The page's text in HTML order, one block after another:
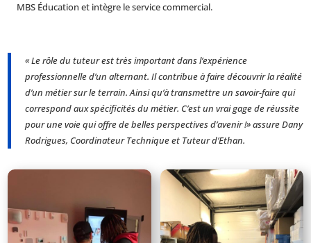
MBS Éducation et intègre le service commercial.
« Le rôle du tuteur est très important dans l’expérience
professionnelle d’un alternant. Il contribue à faire découvrir la réalité
d’un métier sur le terrain. Ainsi qu’à transmettre un savoir-faire qui
correspond aux spécificités du métier. C’est un vrai gage de réussite
pour une voie qui offre de belles perspectives d’avenir !» assure Dany
Rodrigues, Coordinateur Technique et Tuteur d’Ethan.